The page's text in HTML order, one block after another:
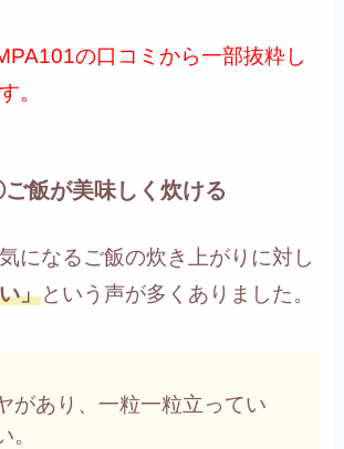
の口コミから一部抜粋し
。
飯が美味しく炊ける
になるご飯の炊き上がりに対し
」という声が多くありました。
があり、一粒一粒立ってい
。